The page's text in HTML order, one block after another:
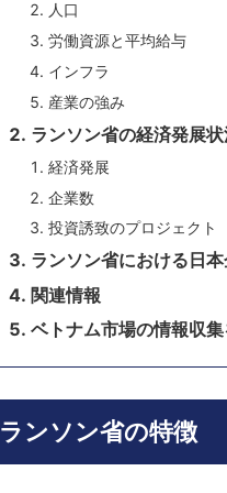
人口
労働資源と平均給与
インフラ
産業の強み
ランソン省の経済発展
経済発展
企業数
投資誘致のプロジェクト
ランソン省における日
関連情報
ベトナム市場の情報収
ランソン省の特徴